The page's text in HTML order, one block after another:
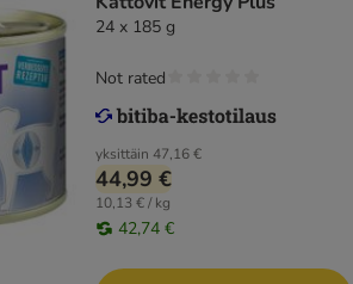
24 x 185 g
yksittäin 47,16 €
44,99 €
10,13 € / kg
42,74 €
Not rated